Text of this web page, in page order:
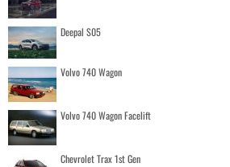
Deepal S05
Volvo 740 Wagon
Volvo 740 Wagon Facelift
Chevrolet Trax 1st Gen